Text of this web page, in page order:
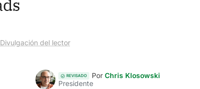
Divulgación del lector
REVISADO Por Chris Klosowski
Presidente